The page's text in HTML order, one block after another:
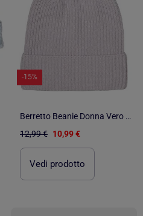
-15%
Berretto Beanie Donna Vero Moda
12,99 € 10,99 €
Vedi prodotto